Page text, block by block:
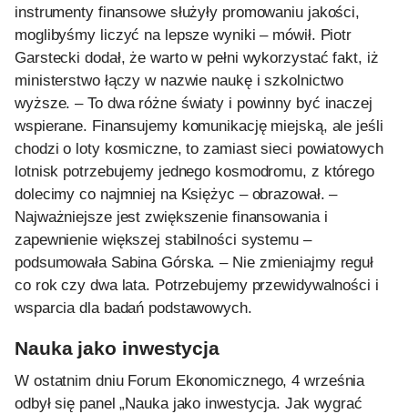
instrumenty finansowe służyły promowaniu jakości,
moglibyśmy liczyć na lepsze wyniki – mówił. Piotr
Garstecki dodał, że warto w pełni wykorzystać fakt, iż
ministerstwo łączy w nazwie naukę i szkolnictwo
wyższe. – To dwa różne światy i powinny być inaczej
wspierane. Finansujemy komunikację miejską, ale jeśli
chodzi o loty kosmiczne, to zamiast sieci powiatowych
lotnisk potrzebujemy jednego kosmodromu, z którego
dolecimy co najmniej na Księżyc – obrazował. –
Najważniejsze jest zwiększenie finansowania i
zapewnienie większej stabilności systemu –
podsumowała Sabina Górska. – Nie zmieniajmy reguł
co rok czy dwa lata. Potrzebujemy przewidywalności i
wsparcia dla badań podstawowych.
Nauka jako inwestycja
W ostatnim dniu Forum Ekonomicznego, 4 września
odbył się panel „Nauka jako inwestycja. Jak wygrać